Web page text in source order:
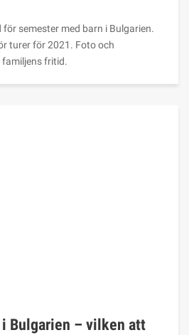
semester med barn i Bulgarien.
turer för 2021. Foto och
fritid.
Bulgarien – vilken att